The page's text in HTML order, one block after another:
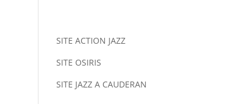
SITE ACTION JAZZ
SITE OSIRIS
SITE JAZZ A CAUDERAN